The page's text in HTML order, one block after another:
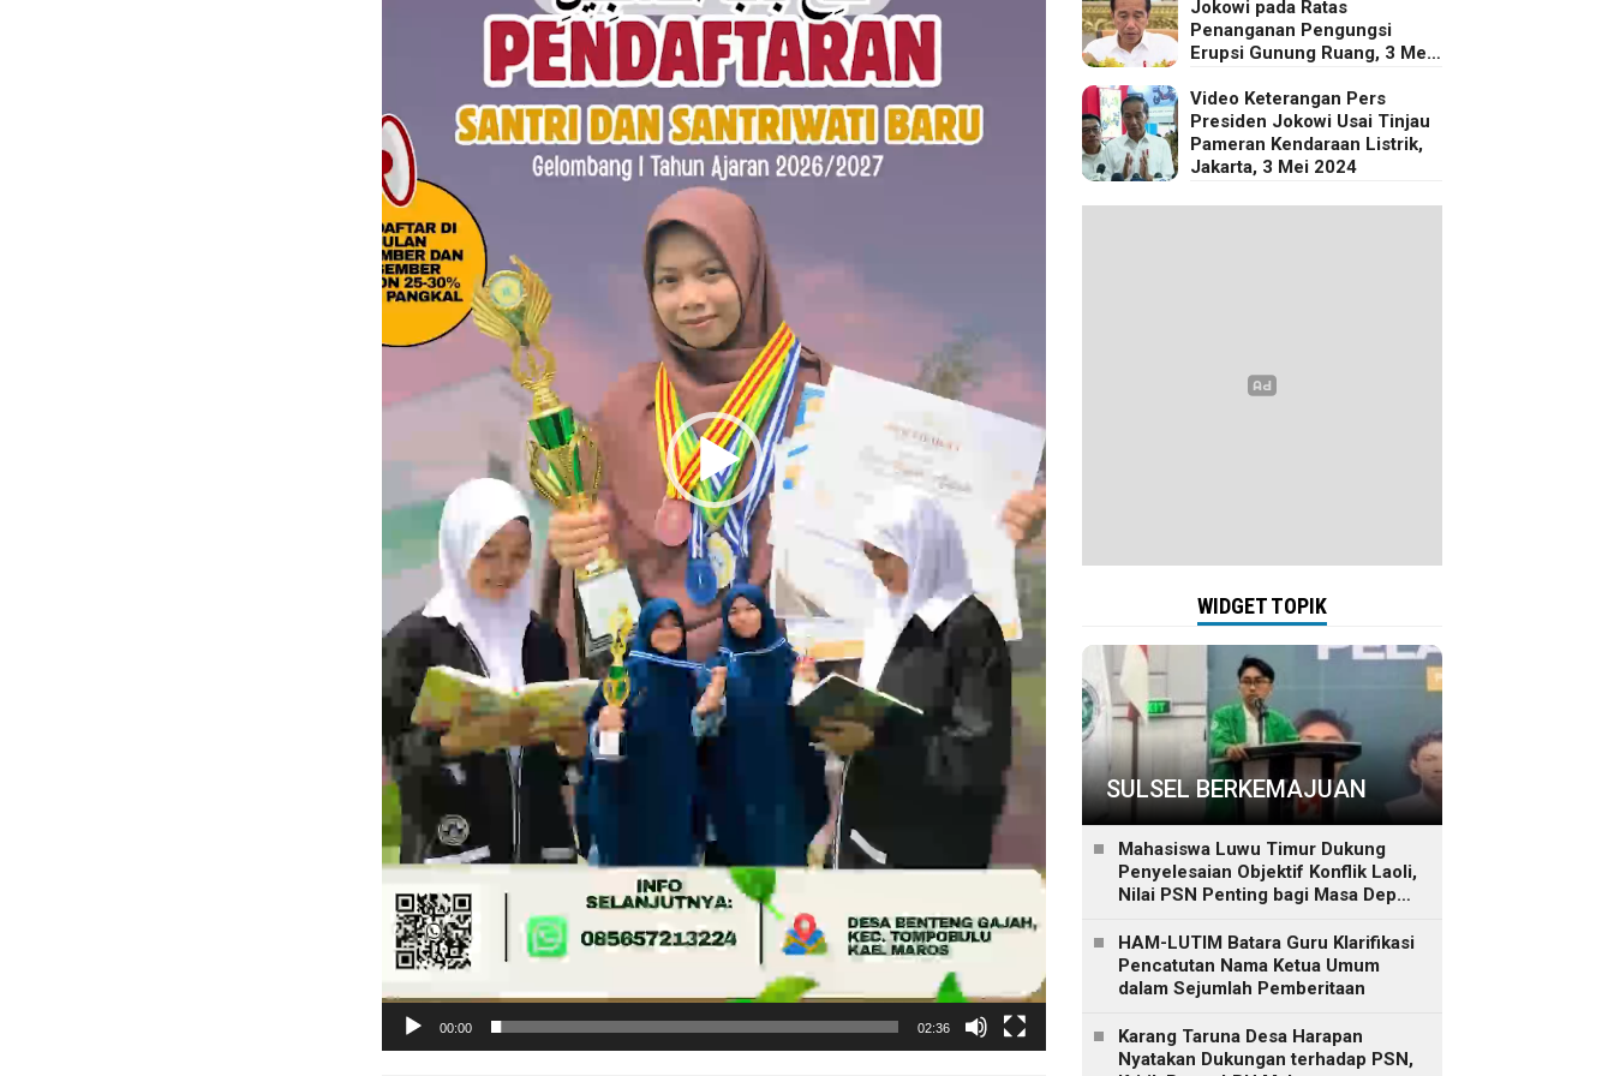
00:00 02:36
Jokowi pada Ratas
Penanganan Pengungsi
Erupsi Gunung Ruang, 3 Mei
Video Keterangan Pers
Presiden Jokowi Usai Tinjau
Pameran Kendaraan Listrik,
Jakarta, 3 Mei 2024
WIDGET TOPIK
SULSEL BERKEMAJUAN
Mahasiswa Luwu Timur Dukung
Penyelesaian Objektif Konflik Laoli,
Nilai PSN Penting bagi Masa Depan
HAM-LUTIM Batara Guru Klarifikasi
Pencatutan Nama Ketua Umum
dalam Sejumlah Pemberitaan
Karang Taruna Desa Harapan
Nyatakan Dukungan terhadap PSN,